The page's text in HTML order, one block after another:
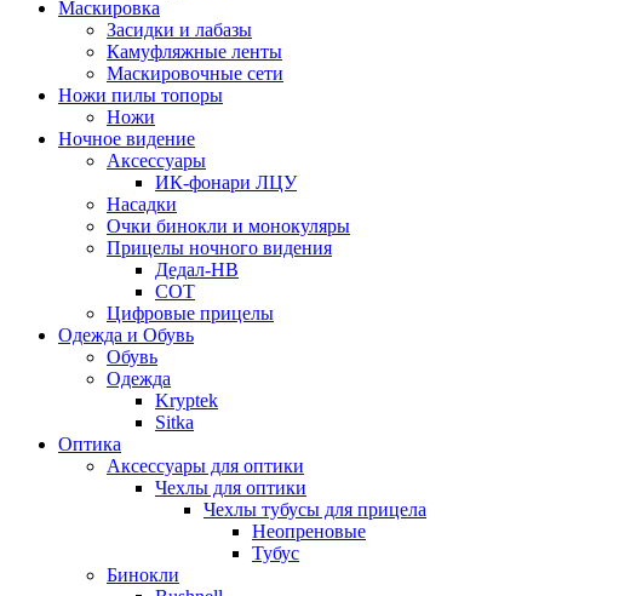
Маскировка
Засидки и лабазы
Камуфляжные ленты
Маскировочные сети
Ножи пилы топоры
Ножи
Ночное видение
Аксессуары
ИК-фонари ЛЦУ
Насадки
Очки бинокли и монокуляры
Прицелы ночного видения
Дедал-НВ
СОТ
Цифровые прицелы
Одежда и Обувь
Обувь
Одежда
Kryptek
Sitka
Оптика
Аксессуары для оптики
Чехлы для оптики
Чехлы тубусы для прицела
Неопреновые
Тубус
Бинокли